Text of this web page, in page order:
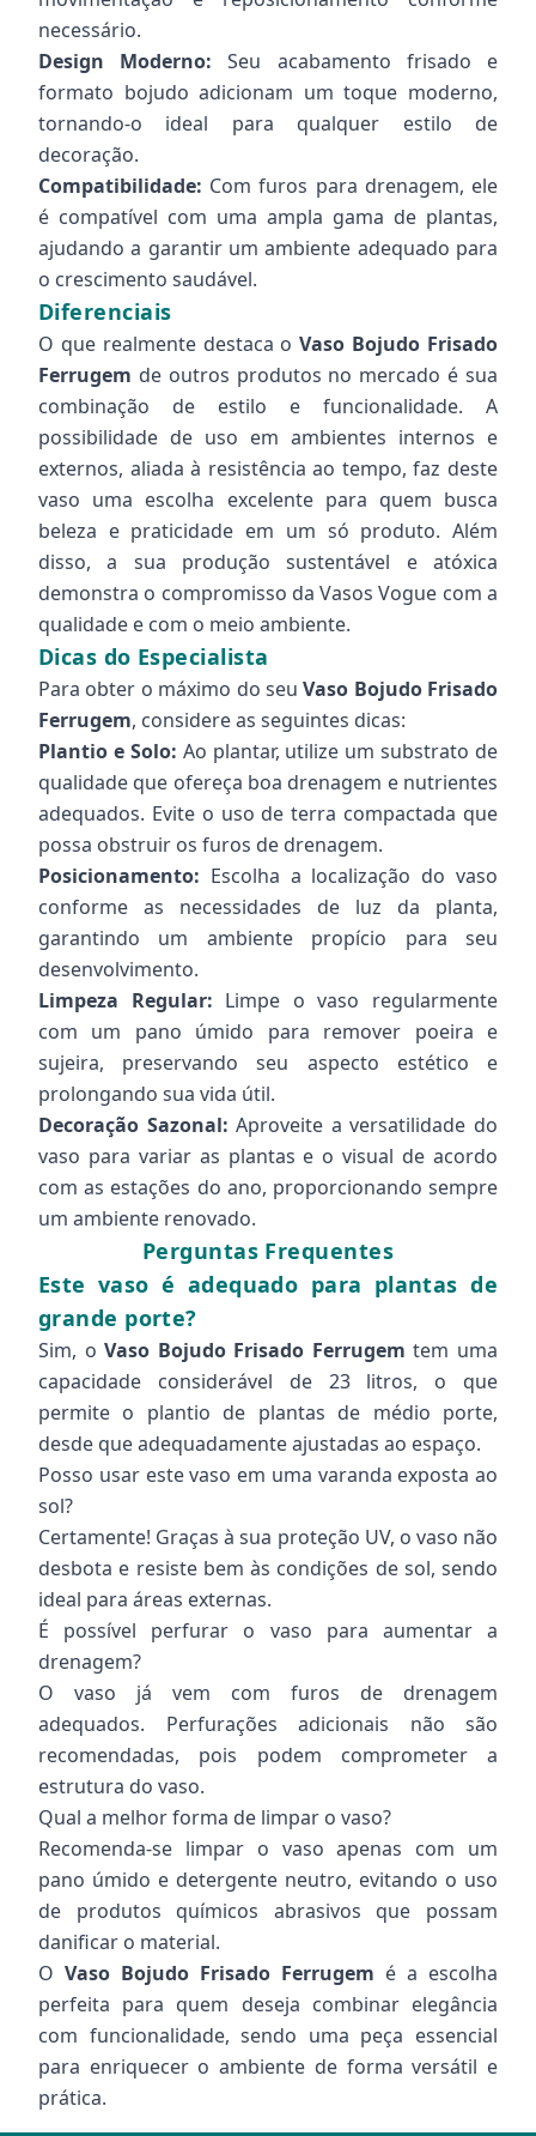
necessário.
Design Moderno: Seu acabamento frisado e
formato bojudo adicionam um toque moderno,
tornando-o ideal para qualquer estilo de
decoração.
Compatibilidade: Com furos para drenagem, ele
é compatível com uma ampla gama de plantas,
ajudando a garantir um ambiente adequado para
o crescimento saudável.
Diferenciais
O que realmente destaca oVaso Bojudo Frisado
Ferrugem de outros produtos no mercado é sua
combinação de estilo e funcionalidade. A
possibilidade de uso em ambientes internos e
externos, aliada à resistência ao tempo, faz deste
vaso uma escolha excelente para quem busca
beleza e praticidade em um só produto. Além
disso, a sua produção sustentável e atóxica
demonstra o compromisso da Vasos Vogue com a
qualidade e com o meio ambiente.
Dicas do Especialista
Para obter o máximo do seuVaso Bojudo Frisado
Ferrugem, considere as seguintes dicas:
Plantio e Solo: Ao plantar, utilize um substrato de
qualidade que ofereça boa drenagem e nutrientes
adequados. Evite o uso de terra compactada que
possa obstruir os furos de drenagem.
Posicionamento: Escolha a localização do vaso
conforme as necessidades de luz da planta,
garantindo um ambiente propício para seu
desenvolvimento.
Limpeza Regular: Limpe o vaso regularmente
com um pano úmido para remover poeira e
sujeira, preservando seu aspecto estético e
prolongando sua vida útil.
Decoração Sazonal: Aproveite a versatilidade do
vaso para variar as plantas e o visual de acordo
com as estações do ano, proporcionando sempre
um ambiente renovado.
Perguntas Frequentes
Este vaso é adequado para plantas de
grande porte?
Sim, oVaso Bojudo Frisado Ferrugem tem uma
capacidade considerável de 23 litros, o que
permite o plantio de plantas de médio porte,
desde que adequadamente ajustadas ao espaço.
Posso usar este vaso em uma varanda exposta ao
sol?
Certamente! Graças à sua proteção UV, o vaso não
desbota e resiste bem às condições de sol, sendo
ideal para áreas externas.
É possível perfurar o vaso para aumentar a
drenagem?
O vaso já vem com furos de drenagem
adequados. Perfurações adicionais não são
recomendadas, pois podem comprometer a
estrutura do vaso.
Qual a melhor forma de limpar o vaso?
Recomenda-se limpar o vaso apenas com um
pano úmido e detergente neutro, evitando o uso
de produtos químicos abrasivos que possam
danificar o material.
O Vaso Bojudo Frisado Ferrugem é a escolha
perfeita para quem deseja combinar elegância
com funcionalidade, sendo uma peça essencial
para enriquecer o ambiente de forma versátil e
prática.